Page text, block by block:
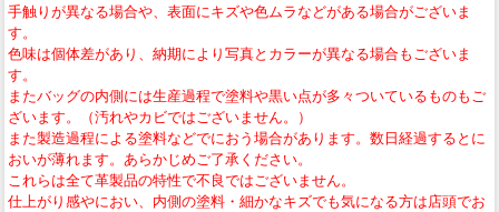
手触りが異なる場合や、表面にキズや色ムラなどがある場合がございま
す。
色味は個体差があり、納期により写真とカラーが異なる場合もございま
す。
またバッグの内側には生産過程で塗料や黒い点が多々ついているものもご
ざいます。（汚れやカビではございません。）
また製造過程による塗料などでにおう場合があります。数日経過するとに
おいが薄れます。あらかじめご了承ください。
これらは全て革製品の特性で不良ではございません。
仕上がり感やにおい、内側の塗料・細かなキズでも気になる方は店頭でお